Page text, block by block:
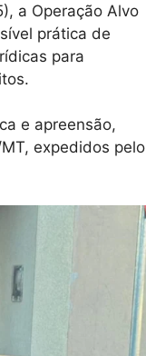
a Operação Alvo
prática de
para
e apreensão,
expedidos pelo